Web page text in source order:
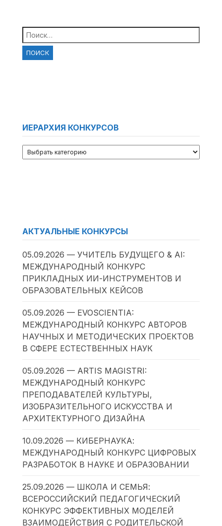
Найти:
ИЕРАРХИЯ КОНКУРСОВ
АКТУАЛЬНЫЕ КОНКУРСЫ
05.09.2026 — УЧИТЕЛЬ БУДУЩЕГО & AI:
МЕЖДУНАРОДНЫЙ КОНКУРС
ПРИКЛАДНЫХ ИИ-ИНСТРУМЕНТОВ И
ОБРАЗОВАТЕЛЬНЫХ КЕЙСОВ
05.09.2026 — EVOSCIENTIA:
МЕЖДУНАРОДНЫЙ КОНКУРС АВТОРОВ
НАУЧНЫХ И МЕТОДИЧЕСКИХ ПРОЕКТОВ
В СФЕРЕ ЕСТЕСТВЕННЫХ НАУК
05.09.2026 — ARTIS MAGISTRI:
МЕЖДУНАРОДНЫЙ КОНКУРС
ПРЕПОДАВАТЕЛЕЙ КУЛЬТУРЫ,
ИЗОБРАЗИТЕЛЬНОГО ИСКУССТВА И
АРХИТЕКТУРНОГО ДИЗАЙНА
10.09.2026 — КИБЕРНАУКА:
МЕЖДУНАРОДНЫЙ КОНКУРС ЦИФРОВЫХ
РАЗРАБОТОК В НАУКЕ И ОБРАЗОВАНИИ
25.09.2026 — ШКОЛА И СЕМЬЯ:
ВСЕРОССИЙСКИЙ ПЕДАГОГИЧЕСКИЙ
КОНКУРС ЭФФЕКТИВНЫХ МОДЕЛЕЙ
ВЗАИМОДЕЙСТВИЯ С РОДИТЕЛЬСКОЙ